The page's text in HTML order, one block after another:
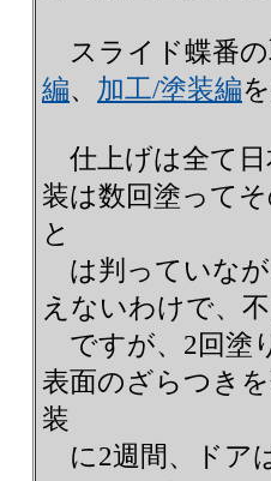
スライド蝶番の
編、 加工/塗装編
仕上げは全て日
装は数回塗って
と
は判っていなが
えないわけで、
ですが、2回塗
表面のざらつき
装
に2週間、ドア